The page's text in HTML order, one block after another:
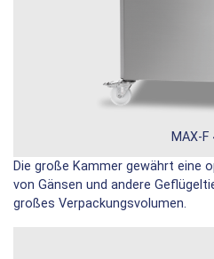
MAX-F
Die große Kammer gewährt eine
von Gänsen und andere
großes Verpackungsvolumen.